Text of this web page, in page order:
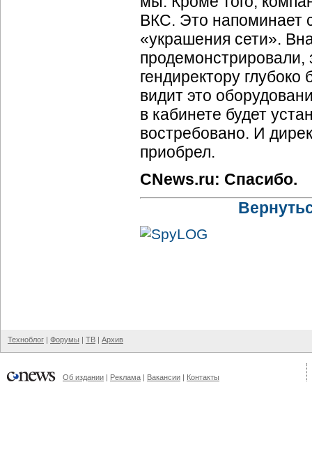
ВКС. Это напоминает
«украшения сети».
продемонстрировали,
гендиректору глубоко
видит это
в кабинете будет
востребовано. И
приобрел.
CNews.ru: Спасибо.
Техноблог | Форумы | ТВ | Архив
Об издании | Реклама | Вакансии | Контакты